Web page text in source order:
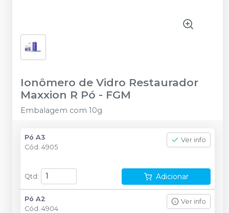
Ionômero de Vidro Restaurador
Maxxion R Pó - FGM
Embalagem com 10g
Pó A3
Cód. 4905
Ver info
Qtd : Adicionar
Pó A2
Cód. 4904
Ver info